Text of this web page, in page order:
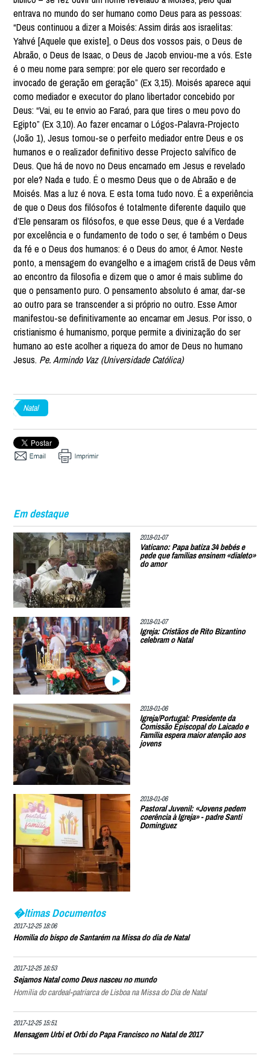
entrava no mundo do ser humano como Deus para as pessoas:
“Deus continuou a dizer a Moisés: Assim dirás aos israelitas:
Yahvé [Aquele que existe], o Deus dos vossos pais, o Deus de
Abraão, o Deus de Isaac, o Deus de Jacob enviou-me a vós. Este
é o meu nome para sempre: por ele quero ser recordado e
invocado de geração em geração” (Ex 3,15). Moisés aparece aqui
como mediador e executor do plano libertador concebido por
Deus: “Vai, eu te envio ao Faraó, para que tires o meu povo do
Egipto” (Ex 3,10). Ao fazer encarnar o Lógos-Palavra-Projecto
(João 1), Jesus tornou-se o perfeito mediador entre Deus e os
humanos e o realizador definitivo desse Projecto salvífico de
Deus. Que há de novo no Deus encarnado em Jesus e revelado
por ele? Nada e tudo. É o mesmo Deus que o de Abraão e de
Moisés. Mas a luz é nova. E esta torna tudo novo. É a experiência
de que o Deus dos filósofos é totalmente diferente daquilo que
d’Ele pensaram os filósofos, e que esse Deus, que é a Verdade
por excelência e o fundamento de todo o ser, é também o Deus
da fé e o Deus dos humanos: é o Deus do amor, é Amor. Neste
ponto, a mensagem do evangelho e a imagem cristã de Deus vêm
ao encontro da filosofia e dizem que o amor é mais sublime do
que o pensamento puro. O pensamento absoluto é amar, dar-se
ao outro para se transcender a si próprio no outro. Esse Amor
manifestou-se definitivamente ao encarnar em Jesus. Por isso, o
cristianismo é humanismo, porque permite a divinização do ser
humano ao este acolher a riqueza do amor de Deus no humano
Jesus. Pe. Armindo Vaz (Universidade Católica)
Natal
Em destaque
2018-01-07
Vaticano: Papa batiza 34 bebés e
pede que famílias ensinem «dialeto»
do amor
2018-01-07
Igreja: Cristãos de Rito Bizantino
celebram o Natal
2018-01-06
Igreja/Portugal: Presidente da
Comissão Episcopal do Laicado e
Família espera maior atenção aos
jovens
2018-01-06
Pastoral Juvenil: «Jovens pedem
coerência à Igreja» - padre Santi
Dominguez
�ltimas Documentos
2017-12-25 18:06
Homilia do bispo de Santarém na Missa do dia de Natal
2017-12-25 16:53
Sejamos Natal como Deus nasceu no mundo
Homilia do cardeal-patriarca de Lisboa na Missa do Dia de Natal
2017-12-25 15:51
Mensagem Urbi et Orbi do Papa Francisco no Natal de 2017